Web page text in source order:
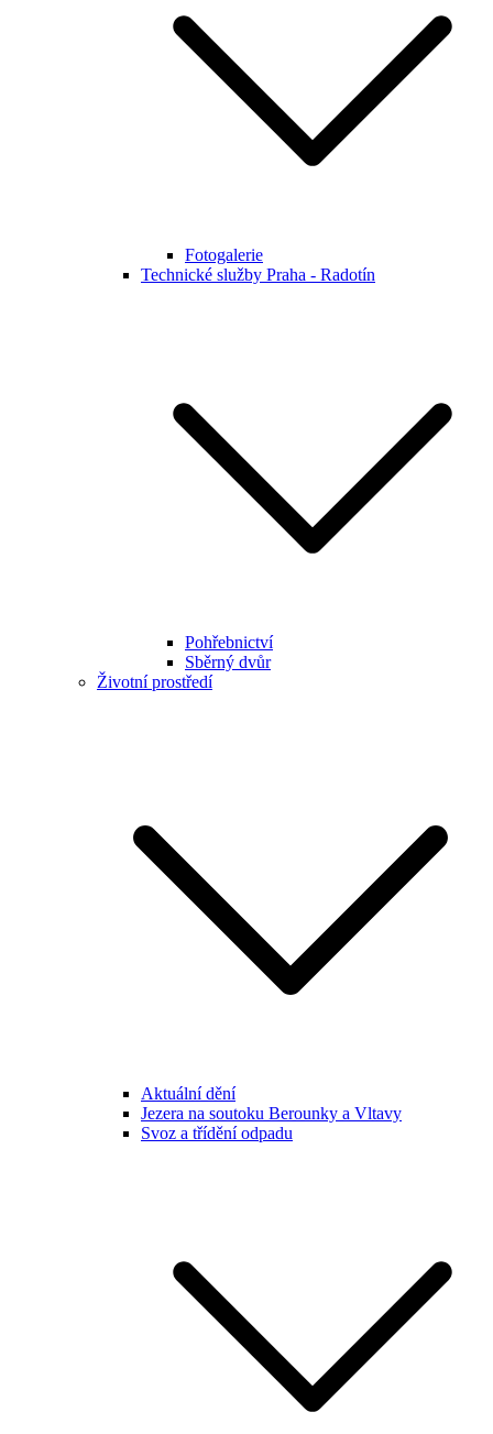
Fotogalerie
Technické služby Praha - Radotín
Pohřebnictví
Sběrný dvůr
Životní prostředí
Aktuální dění
Jezera na soutoku Berounky a Vltavy
Svoz a třídění odpadu